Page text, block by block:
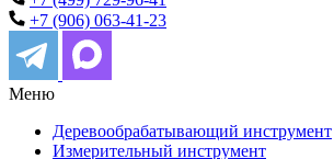
+7 (906) 063-41-23
Меню
Деревообрабатывающий инструмент
Измерительный инструмент